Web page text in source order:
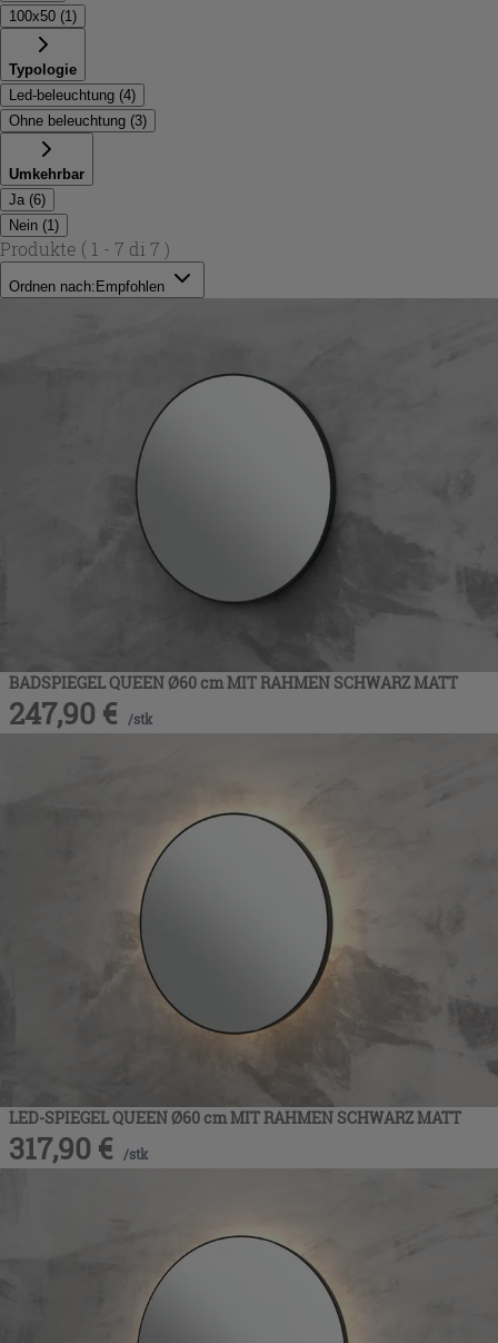
100x50 (1 )
Typologie
Led-beleuchtung (4)
Ohne beleuchtung (3)
Umkehrbar
Ja (6)
Nein (1 )
Produkte ( 1 - 7 di 7 )
Ordnen nach: Empfohlen
BADSPIEGEL QUEEN Ø60 cm MIT RAHMEN SCHWARZ MATT
247,90 € /stk
LED-SPIEGEL QUEEN Ø60 cm MIT RAHMEN SCHWARZ MATT
317,90 € /stk